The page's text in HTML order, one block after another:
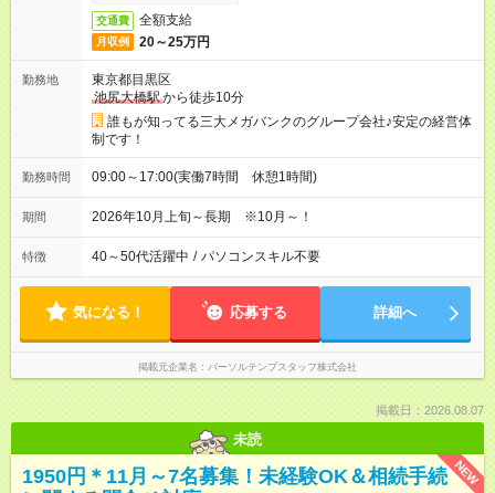
交通費 全額支給
月収例 20～25万円
勤務地
東京都目黒区
池尻大橋駅から徒歩10分
誰もが知ってる三大メガバンクのグループ会社♪安定の経営体
制です！
勤務時間 09:00～17:00(実働7時間 休憩1時間)
期間 2026年10月上旬～長期 ※10月～！
特徴 40～50代活躍中 / パソコンスキル不要
気になる！ 応募する 詳細へ
掲載元企業名 パーソルテンプスタッフ株式会社
掲載日：2026.08.07
未読
NEW
1950円＊11月～7名募集！未経験OK＆相続手続